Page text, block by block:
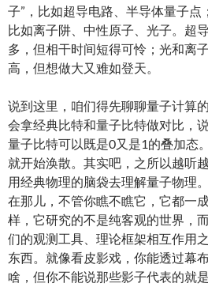
子”，比如超导电路、半导体量子点
比如离子阱、中性原子、光子。超
多，但相干时间短得可怜；光和离
高，但想做大又难如登天。
说到这里，咱们得先聊聊量子计算
会拿经典比特和量子比特做对比，
量子比特可以既是0又是1的叠加态
就开始涣散。其实吧，之所以越听
用经典物理的脑袋去理解量子物理
在那儿，不管你瞧不瞧它，它都一
样，它研究的不是纯客观的世界，
们的观测工具、理论框架相互作用
东西。就像看皮影戏，你能透过幕
啥，但你不能说那些影子代表的就